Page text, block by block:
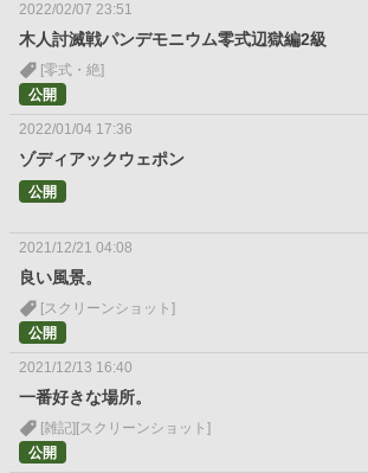
2022/02/07 23:51
木人討滅戦パンデモニウム零式辺獄編2級
[零式・絶]
公開
2022/01/04 17:36
ゾディアックウェポン
公開
2021/12/21 04:08
良い風景。
[スクリーンショット]
公開
2021/12/13 16:40
一番好きな場所。
[雑記] [スクリーンショット]
公開